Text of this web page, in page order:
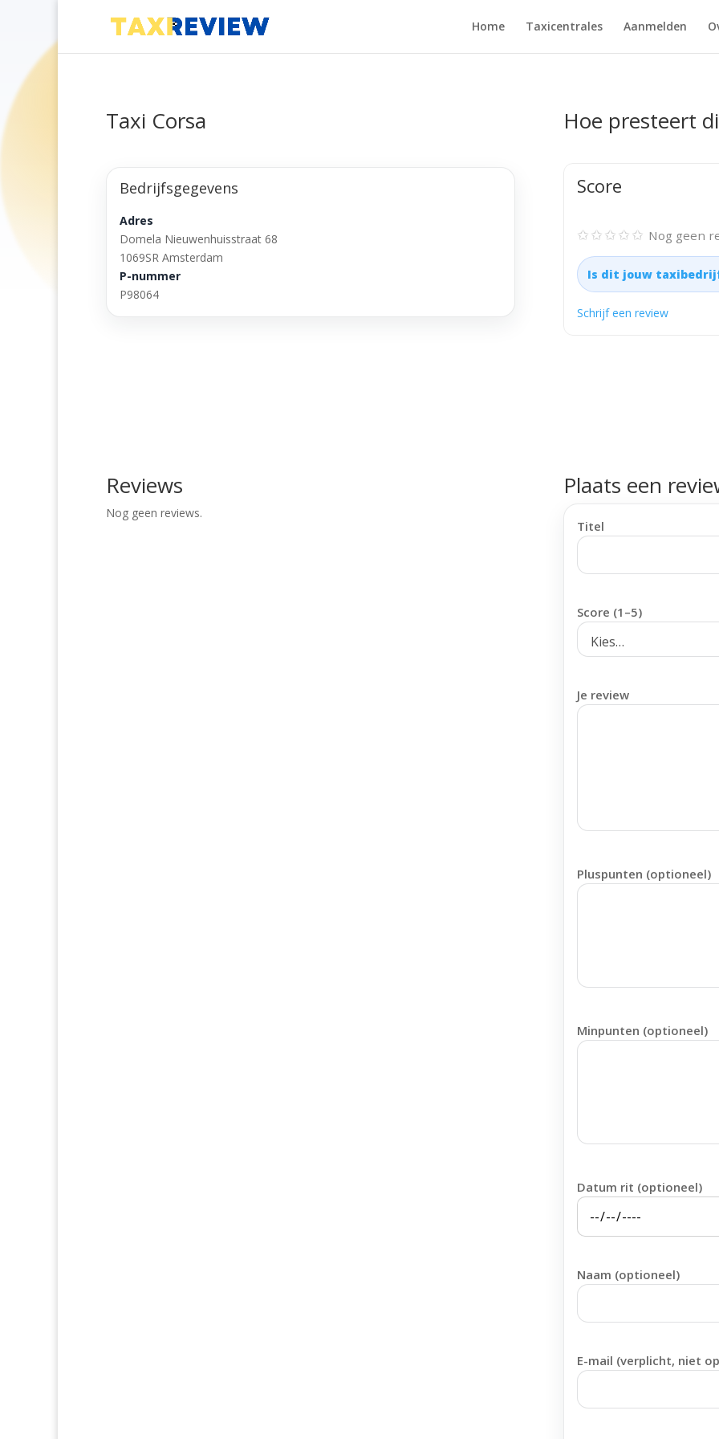
Home Taxicentrales Aanmelden
Taxi Corsa
Bedrijfsgegevens
Adres
Domela Nieuwenhuisstraat 68
1069SR Amsterdam
P-nummer
P98064
Hoe presteert
Score
✩✩✩✩✩ Nog geen
Is dit jouw
Schrijf een review
Reviews
Nog geen reviews.
Plaats een
Titel
Score (1–5)
Je review
Pluspunten (optioneel)
Minpunten (optioneel)
Datum rit (optioneel)
Naam (optioneel)
E-mail (verplicht, niet